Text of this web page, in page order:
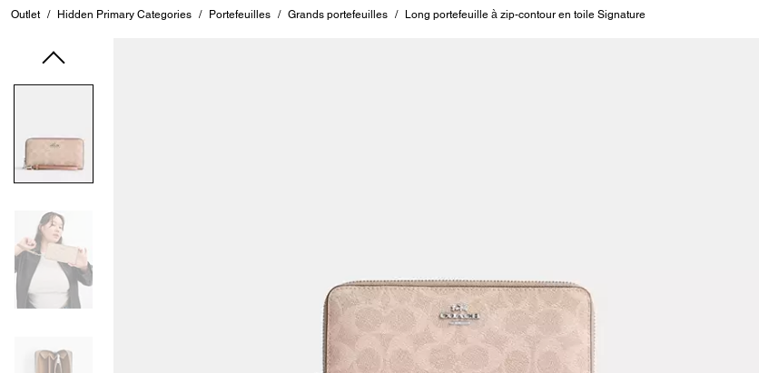
Outlet / Hidden Primary Categories / Portefeuilles / Grands portefeuilles / Long portefeuille à zip-contour en toile Signature